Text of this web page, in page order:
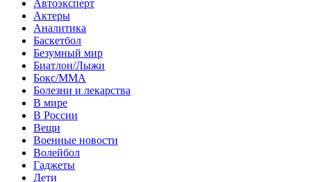
Автоэксперт
Актеры
Аналитика
Баскетбол
Безумный мир
Биатлон/Лыжи
Бокс/MMA
Болезни и лекарства
В мире
В России
Вещи
Военные новости
Волейбол
Гаджеты
Дети